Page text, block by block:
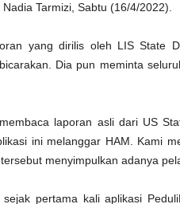
Tarmizi, Sabtu (16/4/2022).
yang dirilis oleh LIS State
Dia pun meminta
laporan asli dari US
ini melanggar HAM. Kami
menyimpulkan adanya
pertama kali aplikasi